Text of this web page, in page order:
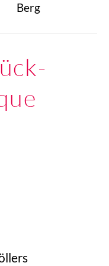
Berg